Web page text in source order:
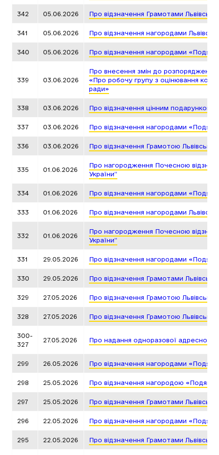
342 05.06.2026 Про відзначення Грамотами
341 05.06.2026 Про відзначення нагородами
340 05.06.2026 Про відзначення нагородами «Подяка
339 03.06.2026
Про внесення змін до
«Про робочу групу з оцінювання
ради»
338 03.06.2026 Про відзначення цінним подарунком
337 03.06.2026 Про відзначення нагородами «Подяка
336 03.06.2026 Про відзначення Грамотою
335 01.06.2026
Про нагородження Почесною
України”
334 01.06.2026 Про відзначення нагородами «Подяка
333 01.06.2026 Про відзначення нагородами
332 01.06.2026
Про нагородження Почесною
України”
331 29.05.2026 Про відзначення нагородами «Подяка
330 29.05.2026 Про відзначення Грамотами
329 27.05.2026 Про відзначення Грамотою
328 27.05.2026 Про відзначення Грамотою
300-
327
27.05.2026 Про надання одноразової адресної
299 26.05.2026 Про відзначення нагородами «Подяка
298 25.05.2026 Про відзначення нагородою «Подяка
297 25.05.2026 Про відзначення Грамотами
296 22.05.2026 Про відзначення нагородами «Подяка
295 22.05.2026 Про відзначення Грамотами